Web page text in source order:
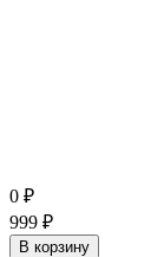
0 ₽
999 ₽
В корзину